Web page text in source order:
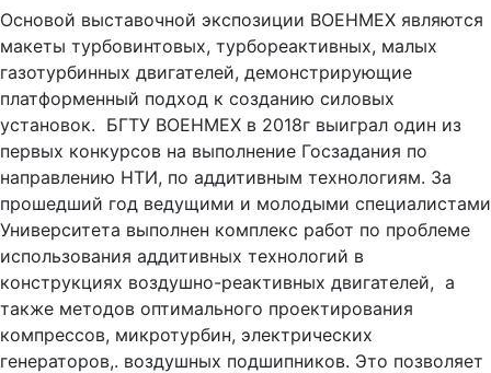
Основой выставочной экспозиции ВОЕНМЕХ являются
макеты турбовинтовых, турбореактивных, малых
газотурбинных двигателей, демонстрирующие
платформенный подход к созданию силовых
установок. БГТУ ВОЕНМЕХ в 2018г выиграл один из
первых конкурсов на выполнение Госзадания по
направлению НТИ, по аддитивным технологиям. За
прошедший год ведущими и молодыми специалистами
Университета выполнен комплекс работ по проблеме
использования аддитивных технологий в
конструкциях воздушно-реактивных двигателей, а
также методов оптимального проектирования
компрессов, микротурбин, электрических
генераторов,. воздушных подшипников. Это позволяет